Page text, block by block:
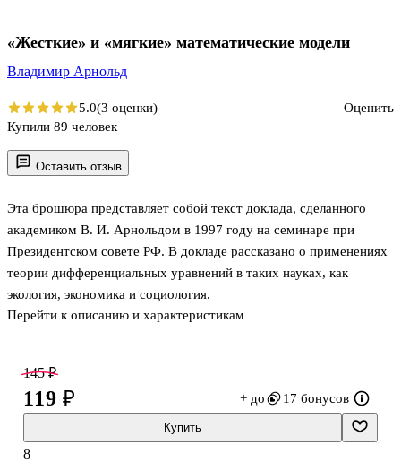
Оставить отзыв
Эта брошюра представляет собой текст доклада, сделанного
академиком В. И. Арнольдом в 1997 году на семинаре при
Президентском совете РФ. В докладе рассказано о применениях
теории дифференциальных уравнений в таких науках, как
экология, экономика и социология.
Перейти к описанию и характеристикам
«Жесткие» и «мягкие» математические модели
Владимир Арнольд
5.0(3 оценки)
Оценить
Купили 89 человек
145 ₽
119 ₽ + до 17 бонусов
Купить
8